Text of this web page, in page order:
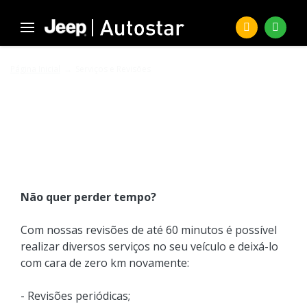
Não quer perder tempo?
Com nossas revisões de até 60 minutos é possível
realizar diversos serviços no seu veículo e deixá-lo
com cara de zero km novamente:
- Revisões periódicas;